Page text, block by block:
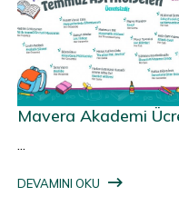
Mavera Akademi
...
DEVAMINI OKU